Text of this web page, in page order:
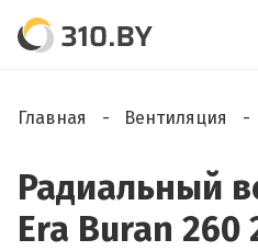
Главная Вентиляция
Радиальный
Era Buran 260